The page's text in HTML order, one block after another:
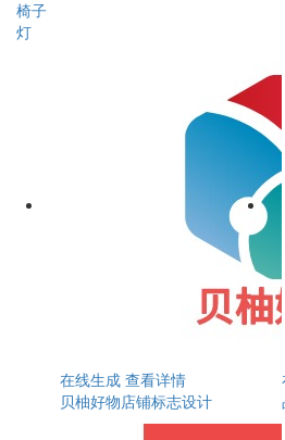
椅子
灯
在线生成 查看详情
贝柚好物店铺标志设计